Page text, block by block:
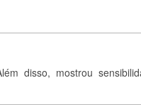
disso, mostrou